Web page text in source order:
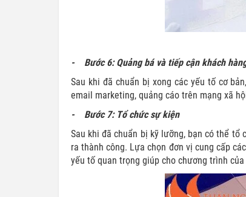
- Bước 6: Quảng bá và tiếp cận khách
Sau khi đã chuẩn bị xong các yếu tố cơ
email marketing, quảng cáo trên mạng xã
- Bước 7: Tổ chức sự kiện
Sau khi đã chuẩn bị kỹ lưỡng, bạn có thể
ra thành công. Lựa chọn đơn vị cung cấp
yếu tố quan trọng giúp cho chương trình